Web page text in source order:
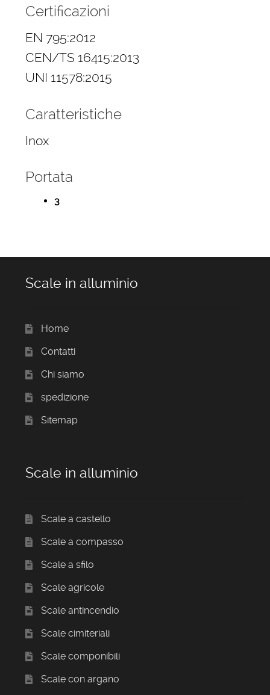
Certificazioni
EN 795:2012
CEN/TS 16415:2013
UNI 11578:2015
Caratteristiche
Inox
Portata
3
Scale in alluminio
Home
Contatti
Chi siamo
spedizione
Sitemap
Scale in alluminio
Scale a castello
Scale a compasso
Scale a sfilo
Scale agricole
Scale antincendio
Scale cimiteriali
Scale componibili
Scale con argano